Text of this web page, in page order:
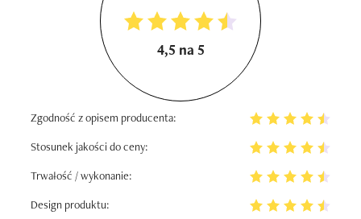
4,5 na 5
Zgodność z opisem producenta:
Stosunek jakości do ceny:
Trwałość / wykonanie:
Design produktu: